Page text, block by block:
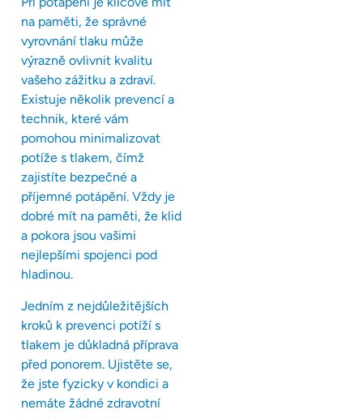
na paměti, že správné
vyrovnání tlaku může
výrazně ovlivnit kvalitu
vašeho zážitku a zdraví.
Existuje několik prevencí a
technik, které vám
pomohou minimalizovat
potíže s tlakem, čímž
zajistíte bezpečné a
příjemné potápění. Vždy je
dobré mít na paměti, že klid
a pokora jsou vašimi
nejlepšími spojenci pod
hladinou.
Jedním z nejdůležitějších
kroků k prevenci potíží s
tlakem je důkladná příprava
před ponorem. Ujistěte se,
že jste fyzicky v kondici a
nemáte žádné zdravotní